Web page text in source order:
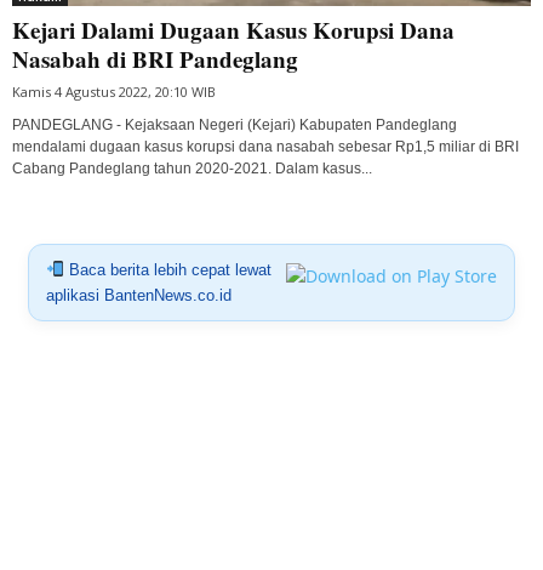
Kejari Dalami Dugaan Kasus Korupsi Dana
Nasabah di BRI Pandeglang
Kamis 4 Agustus 2022, 20:10 WIB
PANDEGLANG - Kejaksaan Negeri (Kejari) Kabupaten Pandeglang
mendalami dugaan kasus korupsi dana nasabah sebesar Rp1,5 miliar di BRI
Cabang Pandeglang tahun 2020-2021. Dalam kasus...
Baca berita lebih cepat lewat
aplikasi BantenNews.co.id